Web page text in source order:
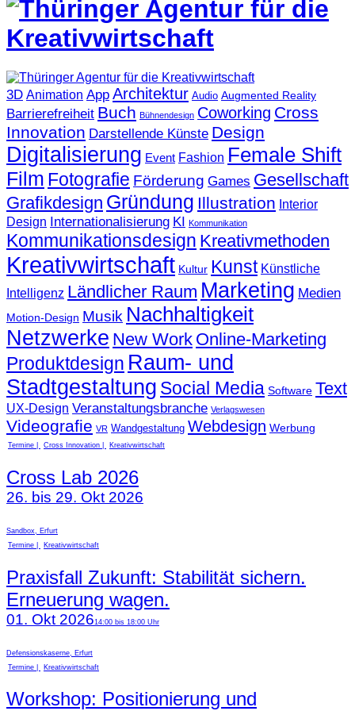
3D Animation App Architektur Audio Augmented Reality
Barrierefreiheit Buch Bühnendesign Coworking Cross
Innovation Darstellende Künste Design
Digitalisierung Event Fashion Female Shift
Film Fotografie Förderung Games Gesellschaft
Grafikdesign Gründung Illustration Interior
Design Internationalisierung KI Kommunikation
Kommunikationsdesign Kreativmethoden
Kreativwirtschaft Kultur Kunst Künstliche
Intelligenz Ländlicher Raum Marketing Medien
Motion-Design Musik Nachhaltigkeit
Netzwerke New Work Online-Marketing
Produktdesign Raum- und
Stadtgestaltung Social Media Software Text
UX-Design Veranstaltungsbranche Verlagswesen
Videografie VR Wandgestaltung Webdesign Werbung
Termine Cross Innovation Kreativwirtschaft
Cross Lab 2026
26. bis 29. Okt 2026
Sandbox, Erfurt
Termine
Kreativwirtschaft
Praxisfall Zukunft: Stabilität sichern.
Erneuerung wagen.
01. Okt 202614:00 bis 18:00 Uhr
Defensionskaserne, Erfurt
Termine
Kreativwirtschaft
Workshop: Positionierung und